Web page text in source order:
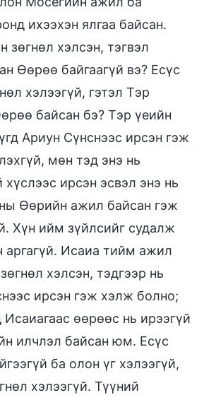
ихээхэн ялгаа байсан.
зөгнөл хэлсэн, тэгвэл
Өөрөө байгаагүй вэ? Есүс
хэлээгүй, гэтэл Тэр
байсан бэ? Тэр үеийн
Ариун Сүнснээс ирсэн гэж
мөн тэд энэ нь
хүслээс ирсэн эсвэл энэ нь
Өөрийн ажил байсан гэж
Хүн ийм зүйлсийг судалж
Исаиа тийм ажил
хэлсэн, тэдгээр нь
ирсэн гэж хэлж болно;
өөрөөс нь ирээгүй
илчлэл байсан юм. Есүс
ба олон үг хэлээгүй,
хэлээгүй. Түүний